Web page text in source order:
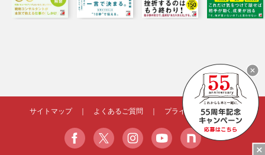
サイトマップ｜ よくあるご質問 ｜ プライバシーポリシー